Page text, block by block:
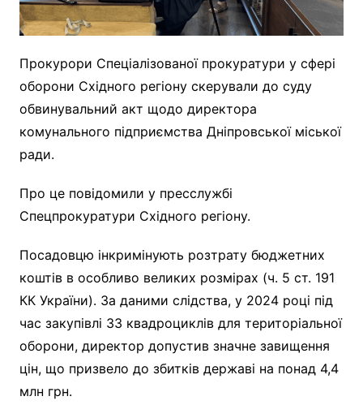
Прокурори Спеціалізованої прокуратури у сфері
оборони Східного регіону скерували до суду
обвинувальний акт щодо директора
комунального підприємства Дніпровської міської
ради.
Про це повідомили у пресслужбі
Спецпрокуратури Східного регіону.
Посадовцю інкримінують розтрату бюджетних
коштів в особливо великих розмірах (ч. 5 ст. 191
КК України). За даними слідства, у 2024 році під
час закупівлі 33 квадроциклів для територіальної
оборони, директор допустив значне завищення
цін, що призвело до збитків державі на понад 4,4
млн грн.